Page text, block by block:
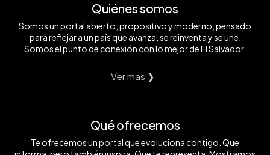
Quiénes somos
Somos un portal abierto, propositivo y moderno, pensado
para reflejar a un país que avanza, se reinventa y se une.
Somos el punto de conexión con lo mejor de El Salvador.
Ver mas ❯
Qué ofrecemos
Te ofrecemos un portal que evoluciona contigo. Que